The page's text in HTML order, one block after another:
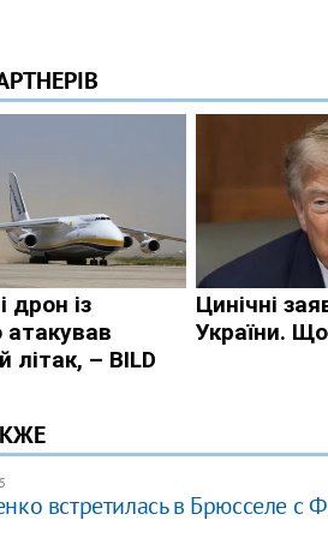
встретилась в Брюсселе с